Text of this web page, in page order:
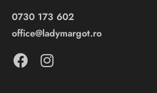
0730 173 602
office@ladymargot.ro